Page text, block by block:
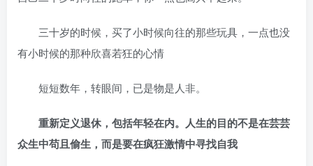
三十岁的时候，买了小时候向往的那些玩具，一点也没
有小时候的那种欣喜若狂的心情
短短数年，转眼间，已是物是人非。
重新定义退休，包括年轻在内。人生的目的不是在芸芸
众生中苟且偷生，而是要在疯狂激情中寻找自我